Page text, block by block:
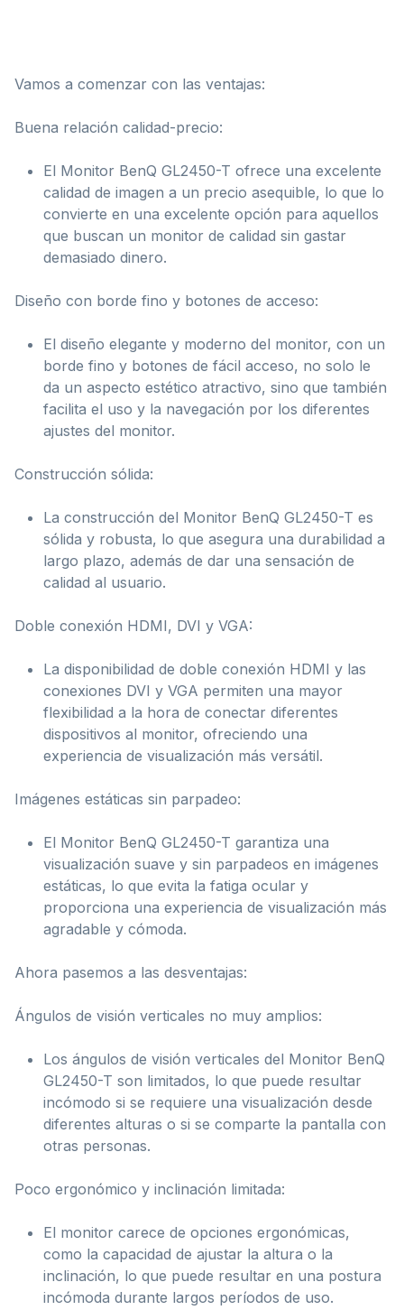
Vamos a comenzar con las ventajas:
Buena relación calidad-precio:
El Monitor BenQ GL2450-T ofrece una excelente
calidad de imagen a un precio asequible, lo que lo
convierte en una excelente opción para aquellos
que buscan un monitor de calidad sin gastar
demasiado dinero.
Diseño con borde fino y botones de acceso:
El diseño elegante y moderno del monitor, con un
borde fino y botones de fácil acceso, no solo le
da un aspecto estético atractivo, sino que también
facilita el uso y la navegación por los diferentes
ajustes del monitor.
Construcción sólida:
La construcción del Monitor BenQ GL2450-T es
sólida y robusta, lo que asegura una durabilidad a
largo plazo, además de dar una sensación de
calidad al usuario.
Doble conexión HDMI, DVI y VGA:
La disponibilidad de doble conexión HDMI y las
conexiones DVI y VGA permiten una mayor
flexibilidad a la hora de conectar diferentes
dispositivos al monitor, ofreciendo una
experiencia de visualización más versátil.
Imágenes estáticas sin parpadeo:
El Monitor BenQ GL2450-T garantiza una
visualización suave y sin parpadeos en imágenes
estáticas, lo que evita la fatiga ocular y
proporciona una experiencia de visualización más
agradable y cómoda.
Ahora pasemos a las desventajas:
Ángulos de visión verticales no muy amplios:
Los ángulos de visión verticales del Monitor BenQ
GL2450-T son limitados, lo que puede resultar
incómodo si se requiere una visualización desde
diferentes alturas o si se comparte la pantalla con
otras personas.
Poco ergonómico y inclinación limitada:
El monitor carece de opciones ergonómicas,
como la capacidad de ajustar la altura o la
inclinación, lo que puede resultar en una postura
incómoda durante largos períodos de uso.